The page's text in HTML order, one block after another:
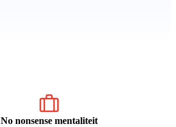
No nonsense mentaliteit